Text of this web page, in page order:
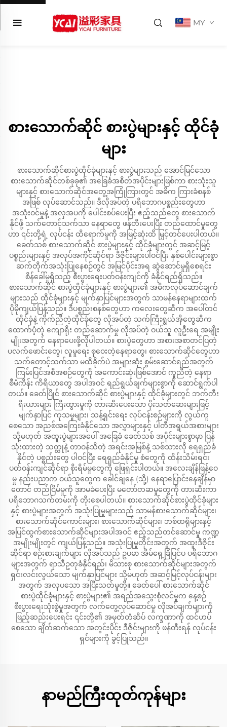
MY
စားသောက်ဆိုင် စားပွဲများနှင့် ထိုင်ခုံ
များ
စားသောက်ဆိုင်စားပွဲထိုင်ခုံများနှင့် စားပွဲများသည် အောင်မြင်သော
စားသောက်ဆိုင်တစ်ခုခု၏ အခြေခံအစိတ်အပိုင်းများဖြစ်ကာ စားသုံးသူ
များနှင့် စားသောက်ဆိုင်အတွေ့အကြုံကြားတွင် အဓိက ကြားခံစနစ်
အဖြစ် လုပ်ဆောင်သည်။ ဒီလိုအပ်တဲ့ ပရိဘောဂပစ္စည်းတွေဟာ
အသုံးဝင်မှုနဲ့ အလှအပကို ပေါင်းစပ်ပေးပြီး ဧည့်သည်တွေ စားသောက်
နိုင်ဖို့ သက်တောင့်သက်သာ နေရာတွေ ဖန်တီးပေးပြီး တည်ထောင်မှုတွေ
ဟာ ၎င်းတို့ရဲ့ လုပ်ငန်း ထိရောက်မှုကို အမြင့်ဆုံးထိ မြှင့်တင်ပေးပါတယ်။
ခေတ်သစ် စားသောက်ဆိုင် စားပွဲများနှင့် ထိုင်ခုံများတွင် အဆင့်မြင့်
ပစ္စည်းများနှင့် အလုပ်အကိုင်ဆိုင်ရာ ဒီဇိုင်းများပါဝင်ပြီး နှစ်ပေါင်းများစွာ
ဆက်တိုက်အသုံးပြုနေစဉ်တွင် အမြင်ပိုင်းအရ ဆွဲဆောင်မှုရှိစေရင်း
စိန်ခေါ်မှုရှိသည့် စီးပွားရေးပတ်ဝန်းကျင်ကို ခံနိုင်ရည်ရှိသည်။
စားသောက်ဆိုင် စားပွဲထိုင်ခုံများနှင့် စားပွဲများ၏ အဓိကလုပ်ဆောင်ချက်
များသည် ထိုင်ခုံများနှင့် မျက်နှာပြင်များအတွက် သာမန်နေရာများထက်
ပိုမိုကျယ်ပြန့်သည်။ ဒီပစ္စည်းစနစ်တွေဟာ ကလေးတွေဆီက အပေါ်တင်
ထိုင်ခုံနဲ့ ကိုက်ညီတဲ့ထိုင်ခုံတွေ လိုအပ်တဲ့ သက်ကြီးရွယ်အိုတွေဆီက
ထောက်ပံ့တဲ့ ကျောရိုး တည်ဆောက်မှု လိုအပ်တဲ့ ဝယ်သူ လူဦးရေ အမျိုး
မျိုးအတွက် နေရာပေးဖို့လိုပါတယ်။ စားပွဲတွေဟာ အစားအစာတင်ပြတဲ့
ပလက်ဖောင်းတွေ၊ လူမှုရေး စုဝေးတဲ့နေရာတွေ၊ စားသောက်ဆိုင်တွေဟာ
သက်တောင့်သက်သာ မထိခိုက်ပဲ အများဆုံး စွမ်းဆောင်ရည်အတွက်
ကြမ်းပြင်အစီအစဉ်တွေကို အကောင်းဆုံးဖြစ်အောင် ကူညီတဲ့ နေရာ
စီမံကိန်း ကိရိယာတွေ အပါအဝင် ရည်ရွယ်ချက်များစွာကို ဆောင်ရွက်ပါ
တယ်။ ခေတ်ပြိုင် စားသောက်ဆိုင် စားပွဲများနှင့် ထိုင်ခုံများတွင် ဘက်တီး
ရီးယားများ ကြီးထွားမှုကို တားဆီးပေးသော ပိုးသတ်ဆေးများဖြင့်
မျက်နှာပြင် ကုသမှုများ၊ သန့်ရှင်းရေး လုပ်ငန်းစဉ်များကို လွယ်ကူ
စေသော အညစ်အကြေးခံနိုင်သော အလွှာများနှင့် ပါတီအရွယ်အစားများ
သို့မဟုတ် အထူးပွဲများအပေါ် အခြေခံ ခေတ်သစ် အပိုင်းများစွာမှာ ပြန်
သုံးထားတဲ့ သတ္တုနဲ့ တာဝန်သိတဲ့ အရင်းအမြစ်နဲ့ သစ်သားလို ရေရှည်ခံ
နိုင်တဲ့ ပစ္စည်းတွေ ပါဝင်ပြီး ရေရှည်ခံနိုင်မှု စံတွေကို ထိန်းသိမ်းရင်း
ပတ်ဝန်းကျင်ဆိုင်ရာ စိုးရိမ်မှုတွေကို ဖြေရှင်းပါတယ်။ အလေးချိန်ဖြန့်ဝေ
မှု နည်းပညာက ဝယ်သူတွေက ခေါင်ချနေ (သို့) နေရာပြောင်းနေချိန်မှာ
တောင် တည်ငြိမ်မှုကို အာမခံပေးပြီး မတော်တဆမှုတွေကို တားဆီးကာ
ပရိဘောဂသက်တမ်းကို တိုးစေပါတယ်။ စားသောက်ဆိုင်စားပွဲထိုင်ခုံများ
နှင့် စားပွဲများအတွက် အသုံးပြုမှုများသည် သာမန်စားသောက်ဆိုင်များ၊
စားသောက်ဆိုင်ကောင်းများ၊ စားသောက်ဆိုင်များ၊ ဘစ်ထရိုများနှင့်
အပြင်ထွက်စားသောက်ဆိုင်များအပါအဝင် ဧည့်သည်တင်ဆောင်မှု ကဏ္ဍ
အမျိုးမျိုးတွင် ကျယ်ပြန့်သည်။ အသုံးပြုမှုတိုင်းအတွက် အထူးဒီဇိုင်း
ဆိုင်ရာ စဉ်းစားချက်များ လိုအပ်သည် ဥပမာ အိမ်ရှေ့ခြံပြင်ပ ပရိဘောဂ
များအတွက် ရာသီဥတုခံနိုင်ရည်၊ မိသားစု စားသောက်ဆိုင်များအတွက်
ရှင်းလင်းလွယ်သော မျက်နှာပြင်များ သို့မဟုတ် အဆင့်မြင့်လုပ်ငန်းများ
အတွက် အလှပသော အပြီးသတ်မှုတို့။ ခေတ်ပေါ် စားသောက်ဆိုင်
စားပွဲထိုင်ခုံများနှင့် စားပွဲများ၏ အရည်အသွေးစုံလင်မှုက နေ့စဉ်
စီးပွားရေးသုံးစွဲမှုအတွက် လက်တွေ့လုပ်ဆောင်မှု လိုအပ်ချက်များကို
ဖြည့်ဆည်းပေးရင်း ၎င်းတို့၏ အမှတ်တံဆိပ် လက္ခဏာကို ထင်ဟပ်
စေသော ချိတ်ဆက်သော အတွင်းပိုင်း ဒီဇိုင်းများကို ဖန်တီးရန် လုပ်ငန်း
ရှင်များကို ခွင့်ပြုသည်။
နာမည်ကြီးထုတ်ကုန်များ